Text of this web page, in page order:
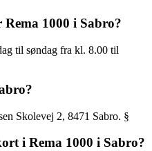
1000 i Sabro?
til søndag fra kl. 8.00 til
Skolevej 2, 8471 Sabro. §
i Rema 1000 i Sabro?